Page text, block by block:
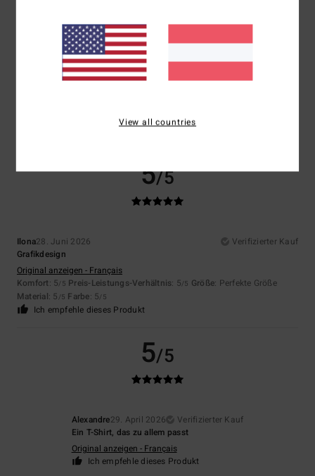
Größe
Zu klein Zu groß
Material
Farbe
5/5
Ilona28. Juni 2026
Verifizierter Kauf
Grafikdesign
Original anzeigen - Français
Komfort: 5/5 Preis-Leistungs-Verhältnis: 5/5 Größe: Perfekte Größe
Material: 5 /5 Farbe: 5/5
Ich empfehle dieses Produkt
5/5
Alexandre29. April 2026
Verifizierter Kauf
Ein T-Shirt, das zu allem passt
Original anzeigen - Français
Ich empfehle dieses Produkt
View all countries